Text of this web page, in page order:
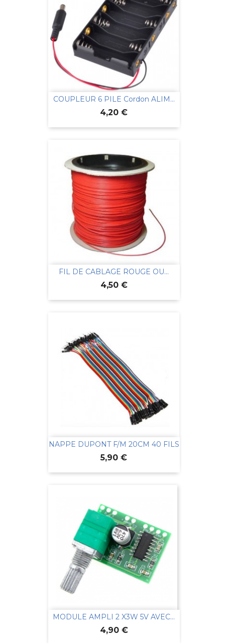
COUPLEUR 6 PILE Cordon ALIM...
Prix
4,20 €
FIL DE CABLAGE ROUGE OU...
Prix
4,50 €
NAPPE DUPONT F/M 20CM 40 FILS
Prix
5,90 €
MODULE AMPLI 2 X3W 5V AVEC...
Prix
4,90 €